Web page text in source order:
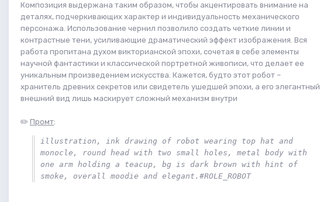
Композиция выдержана таким образом, чтобы акцентировать внимание на
деталях, подчеркивающих характер и индивидуальность механического
персонажа. Использование чернил позволило создать четкие линии и
контрастные тени, усиливающие драматический эффект изображения. Вся
работа пропитана духом викторианской эпохи, сочетая в себе элементы
научной фантастики и классической портретной живописи, что делает ее
уникальным произведением искусства. Кажется, будто этот робот –
хранитель древних секретов или свидетель ушедшей эпохи, а его элегантный
внешний вид лишь маскирует сложный механизм внутри
✏️ Промт:
illustration, ink drawing of robot wearing top hat and
monocle, round head with two small holes, metal body with
one arm holding a teacup, bg is dark brown with hint of
smoke, overall moodie and elegant.#ROLE_ROBOT